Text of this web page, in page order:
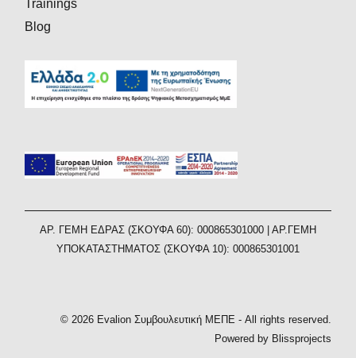
Trainings
Blog
AΡ. ΓΕΜΗ ΕΔΡΑΣ (ΣΚΟΥΦΑ 60): 000865301000 | ΑΡ.ΓΕΜΗ
ΥΠΟΚΑΤΑΣΤΗΜΑΤΟΣ (ΣΚΟΥΦΑ 10): 000865301001
© 2026 Evalion Συμβουλευτική ΜΕΠΕ - All rights reserved.
Powered by Blissprojects